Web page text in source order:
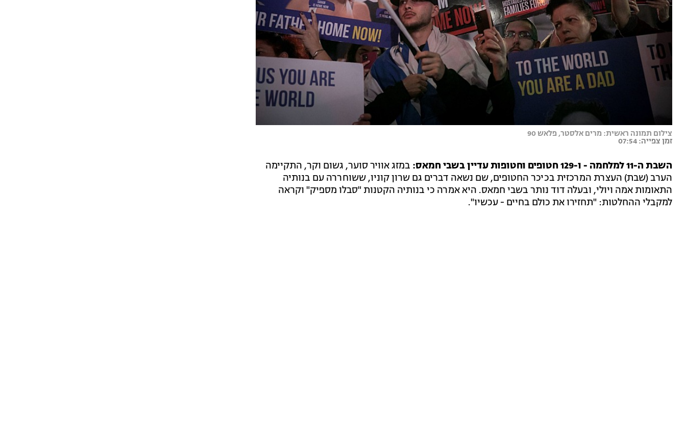
צילום תמונה ראשית: מרים אלסטר, פלאש 90
זמן צפייה: 07:54
השבת ה-11 למלחמה - ו-129 חטופים וחטופות עדיין בשבי חמאס:
במזג אוויר סוער, גשום וקר, התקיימה
הערב (שבת) העצרת המרכזית בכיכר החטופים, שם נשאה דברים גם שרון קוניו, ששוחררה עם בנותיה
התאומות אמה ויולי, ובעלה דוד נותר בשבי חמאס. היא אמרה כי בנותיה הקטנות "סבלו מספיק" וקראה
למקבלי ההחלטות: "תחזירו את כולם בחיים - עכשיו".